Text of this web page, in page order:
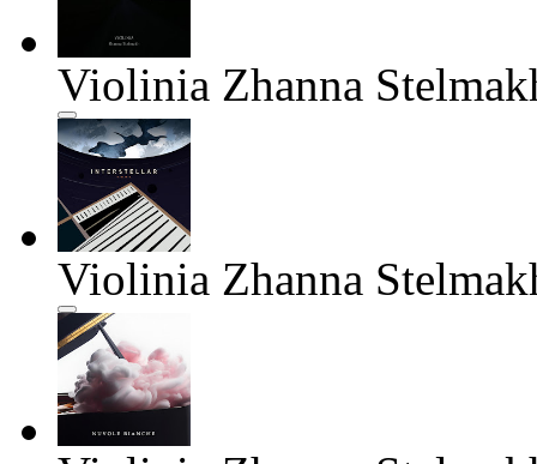
Violinia Zhanna
Violinia Zhanna